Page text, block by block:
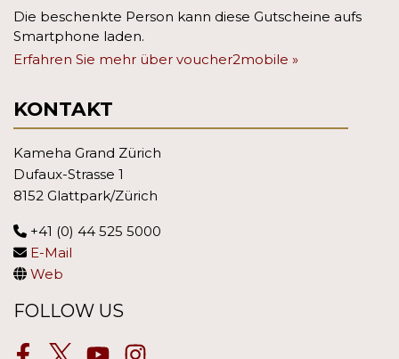
Die beschenkte Person kann diese Gutscheine aufs
Smartphone laden.
Erfahren Sie mehr über voucher2mobile »
KONTAKT
Kameha Grand Zürich
Dufaux-Strasse 1
8152 Glattpark/Zürich
+41 (0) 44 525 5000
E-Mail
Web
FOLLOW US